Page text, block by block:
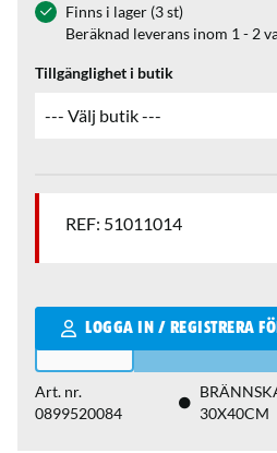
Finns i lager (3 st)
Beräknad leverans inom 1 - 2
Tillgänglighet i butik
REF: 51011014
LOGGA IN / REGISTRERA
Qantity
Art. nr.
0899520084
30X40CM